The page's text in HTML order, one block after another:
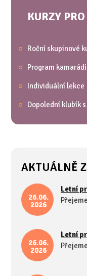
KURZY
Roční skupinové
Program kamarádi
Individuální lekce
Dopolední klubík
AKTUÁLNĚ
26.06.
2026
Letní
26.06.
2026
Letní